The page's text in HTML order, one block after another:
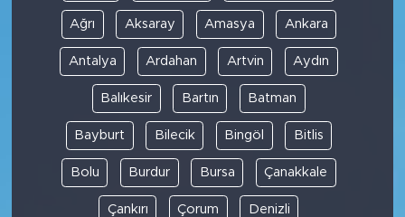
Ağrı Aksaray Amasya Ankara
Antalya Ardahan Artvin Aydın
Balıkesir Bartın Batman
Bayburt Bilecik Bingöl Bitlis
Bolu Burdur Bursa Çanakkale
Çankırı Çorum Denizli